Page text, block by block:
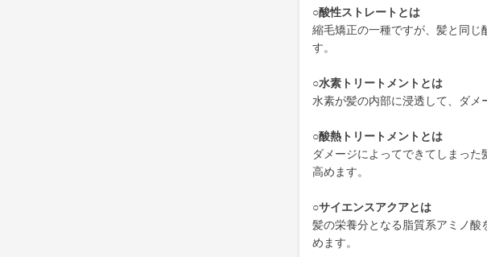
○酸性ストレートとは
縮毛矯正の一種ですが、髪と同じ
す。
○水素トリートメントとは
水素が髪の内部に浸透して、ダメ
○酸熱トリートメントとは
ダメージによってできてしまっ
高めます。
○サイエンスアクアとは
髪の栄養分となる脂質系アミノ酸
めます。